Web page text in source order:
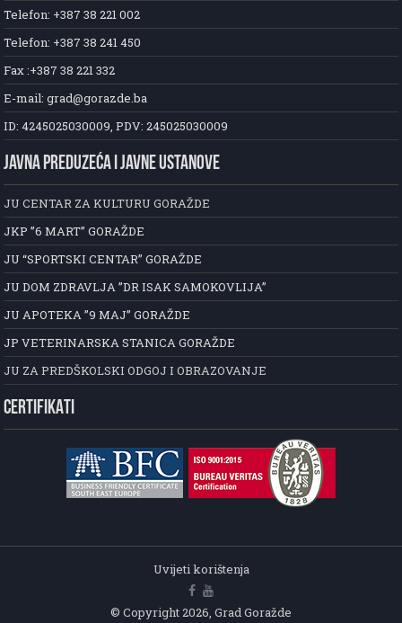
Telefon: +387 38 221 002
Telefon: +387 38 241 450
Fax :+387 38 221 332
E-mail: grad@gorazde.ba
ID: 4245025030009, PDV: 245025030009
JAVNA PREDUZEĆA I JAVNE USTANOVE
JU CENTAR ZA KULTURU GORAŽDE
JKP ”6 MART” GORAŽDE
JU “SPORTSKI CENTAR” GORAŽDE
JU DOM ZDRAVLJA ”DR ISAK SAMOKOVLIJA”
JU APOTEKA ”9 MAJ” GORAŽDE
JP VETERINARSKA STANICA GORAŽDE
JU ZA PREDŠKOLSKI ODGOJ I OBRAZOVANJE
CERTIFIKATI
Uvijeti korištenja
© Copyright 2026, Grad Goražde